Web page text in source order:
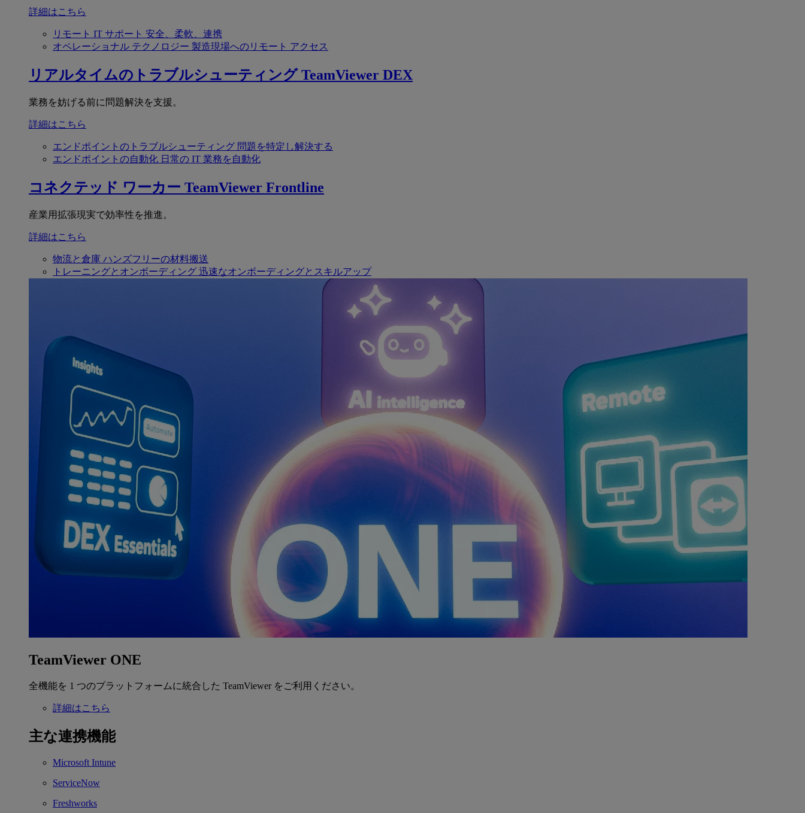
詳細はこちら
リモート IT サポート 安全、柔軟、連携
オペレーショナル テクノロジー 製造現場へのリモート アクセス
リアルタイムのトラブルシューティング TeamViewer DEX
業務を妨げる前に問題解決を支援。
詳細はこちら
エンドポイントのトラブルシューティング 問題を特定し解決する
エンドポイントの自動化 日常の IT 業務を自動化
コネクテッド ワーカー TeamViewer Frontline
産業用拡張現実で効率性を推進。
詳細はこちら
物流と倉庫 ハンズフリーの材料搬送
トレーニングとオンボーディング 迅速なオンボーディングとスキルアップ
TeamViewer ONE
全機能を 1 つのプラットフォームに統合した TeamViewer をご利用ください。
詳細はこちら
主な連携機能
Microsoft Intune
ServiceNow
Freshworks